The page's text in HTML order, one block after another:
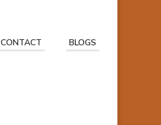
CONTACT BLOGS